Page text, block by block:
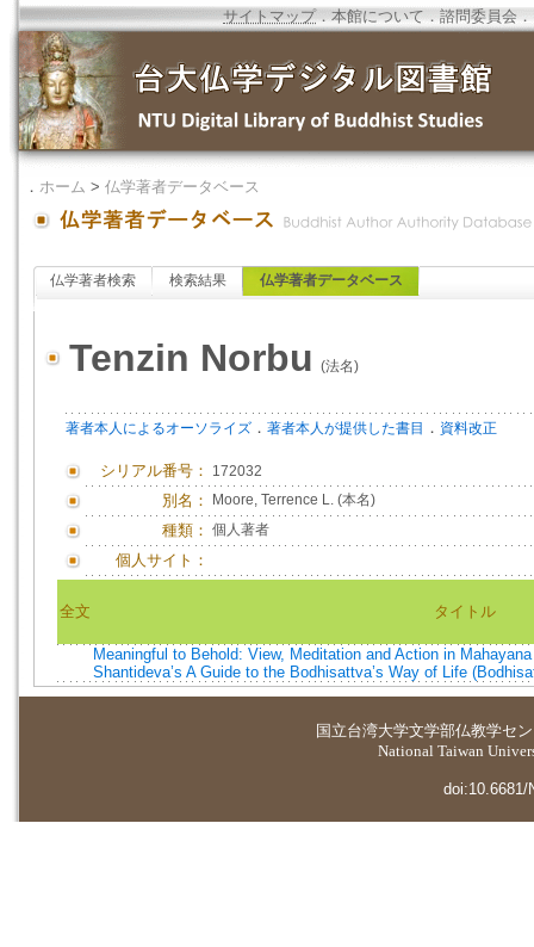
サイトマップ．本館について ．諮問委員会 ．
． ホーム > 仏学著者データベース
仏学著者検索 検索結果 仏学著者データベース
Tenzin Norbu (法名)
著者本人によるオーソライズ ． 著者本人が提供した書目 ． 資料改正
シリアル番号： 172032
別名： Moore, Terrence L. (本名)
種類： 個人著者
個人サイト：
全文 タイトル
Meaningful to Behold: View, Meditation and Action in
Shantideva’s A Guide to the Bodhisattva’s Way of Life
国立台湾大学文学部仏教学セ
National Taiwan
doi:10.6681/